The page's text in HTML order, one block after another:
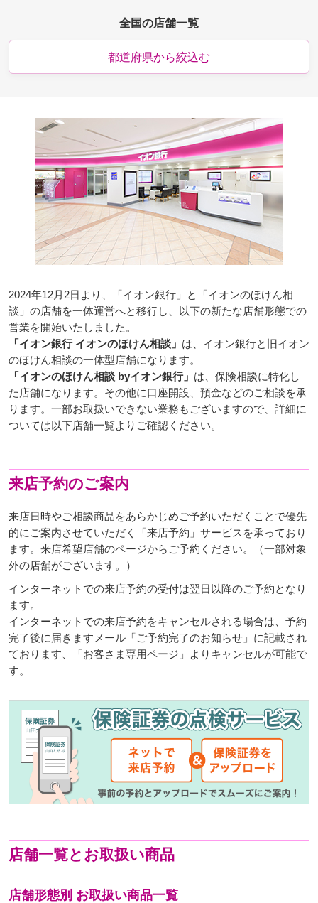
全国の店舗一覧
都道府県から絞込む
2024年12月2日より、「イオン銀行」と「イオンのほけん相
談」の店舗を一体運営へと移行し、以下の新たな店舗形態での
営業を開始いたしました。
「イオン銀行 イオンのほけん相談」 は、イオン銀行と旧イオン
のほけん相談の一体型店舗になります。
「イオンのほけん相談 byイオン銀行」 は、保険相談に特化し
た店舗になります。その他に口座開設、預金などのご相談を承
ります。一部お取扱いできない業務もございますので、詳細に
ついては以下店舗一覧よりご確認ください。
来店予約のご案内
来店日時やご相談商品をあらかじめご予約いただくことで優先
的にご案内させていただく「来店予約」サービスを承っており
ます。来店希望店舗のページからご予約ください。（一部対象
外の店舗がございます。）
インターネットでの来店予約の受付は翌日以降のご予約となり
ます。
インターネットでの来店予約をキャンセルされる場合は、予約
完了後に届きますメール「ご予約完了のお知らせ」に記載され
ております、「お客さま専用ページ」よりキャンセルが可能で
す。
店舗一覧とお取扱い商品
店舗形態別 お取扱い商品一覧